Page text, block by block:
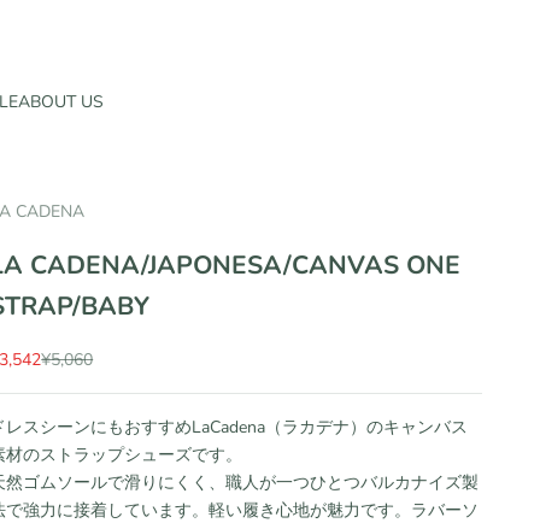
ABOUT US
CADENA
CADENA/JAPONESA/CANVAS ONE
BABY
ール価格
通常価格
¥5,060
レスシーンにもおすすめLaCadena（ラカデナ）のキャンバス
材のストラップシューズです。
然ゴムソールで滑りにくく、職人が一つひとつバルカナイズ製
で強力に接着しています。軽い履き心地が魅力です。ラバーソ